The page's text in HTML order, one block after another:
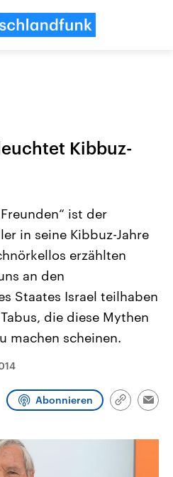
aus
USA
Aktuelle Beiträge,
Hintergründe
Wirtschaftlich und
gehören die Vereinigten
den mächtigsten Ländern
mit großem Einfluss auf
aktuelle Weltgeschehen.
Kibbuz-
ist der
in seine Kibbuz-Jahre
erzählten
an den
Staates Israel teilhaben
die diese Mythen
machen scheinen.
Abonnieren
Link